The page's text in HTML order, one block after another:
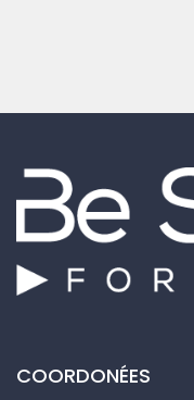
COORDONÉES